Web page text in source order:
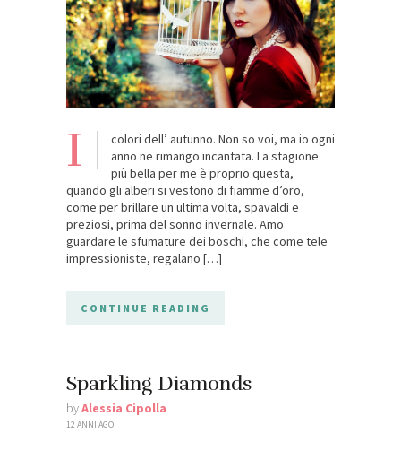
I
colori dell’ autunno. Non so voi, ma io ogni
anno ne rimango incantata. La stagione
più bella per me è proprio questa,
quando gli alberi si vestono di fiamme d’oro,
come per brillare un ultima volta, spavaldi e
preziosi, prima del sonno invernale. Amo
guardare le sfumature dei boschi, che come tele
impressioniste, regalano […]
CONTINUE READING
Sparkling Diamonds
byAlessia Cipolla
12 ANNI AGO